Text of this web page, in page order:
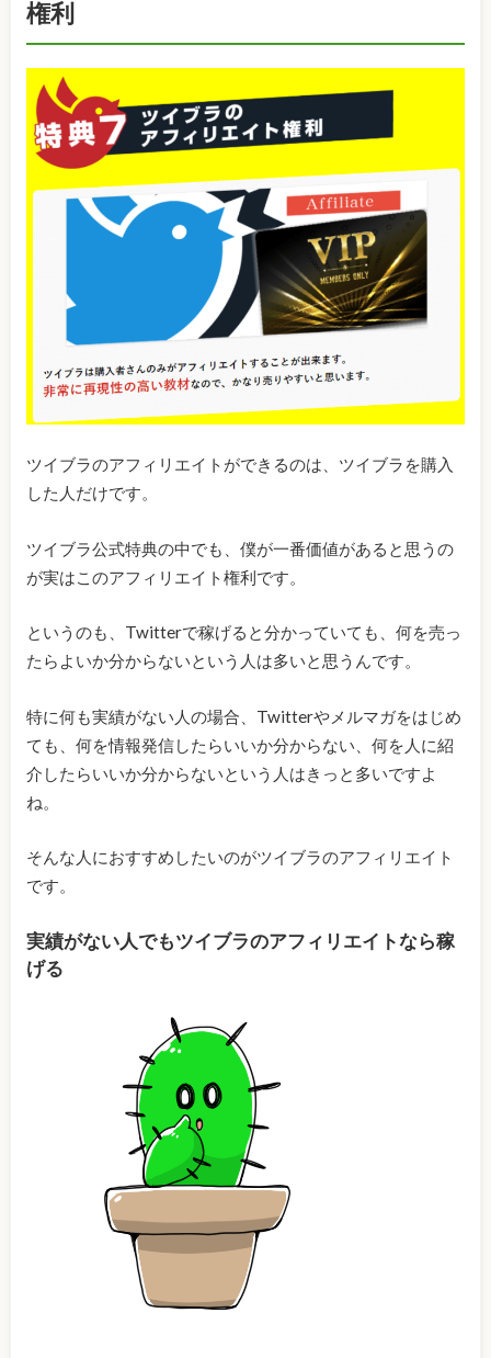
権利
ツイブラのアフィリエイトができるのは、ツイブラを購入
した人だけです。
ツイブラ公式特典の中でも、僕が一番価値があると思うの
が実はこのアフィリエイト権利です。
というのも、Twitterで稼げると分かっていても、何を売っ
たらよいか分からないという人は多いと思うんです。
特に何も実績がない人の場合、Twitterやメルマガをはじめ
ても、何を情報発信したらいいか分からない、何を人に紹
介したらいいか分からないという人はきっと多いですよ
ね。
そんな人におすすめしたいのがツイブラのアフィリエイト
です。
実績がない人でもツイブラのアフィリエイトなら稼
げる